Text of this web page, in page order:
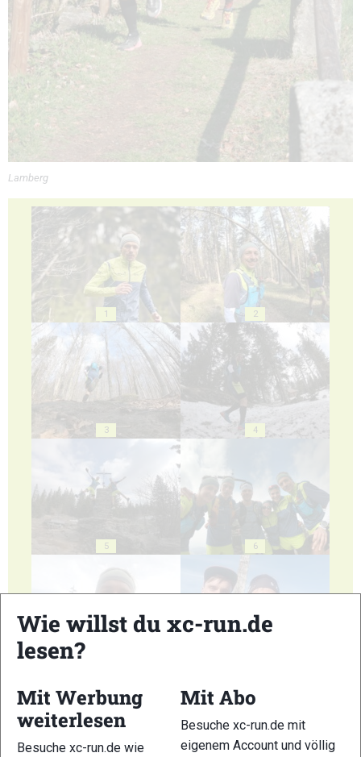
Lamberg
1 2
3 4
5 6
Wie willst du xc-run.de
lesen?
Mit Werbung
weiterlesen
Besuche xc-run.de wie
Mit Abo
Besuche xc-run.de mit
eigenem Account und völlig